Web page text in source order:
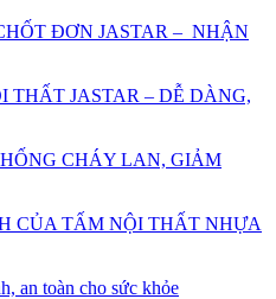
ĐƠN JASTAR – NHẬN
THẤT JASTAR – DỄ DÀNG,
CHÁY LAN, GIẢM
CỦA TẤM NỘI THẤT NHỰA
an toàn cho sức khỏe